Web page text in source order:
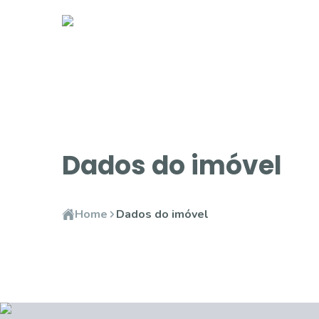
Dados do imóvel
Home Dados do imóvel